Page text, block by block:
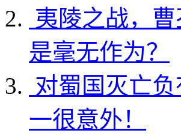
夷陵之战，
是毫无作为？
对蜀国灭亡
一很意外！